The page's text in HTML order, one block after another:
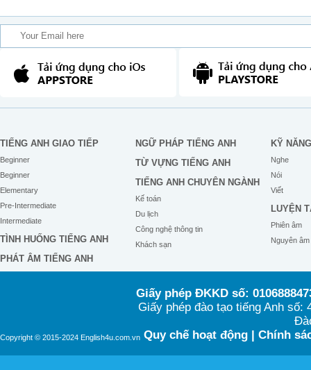
TIẾNG ANH GIAO TIẾP
Beginner
Beginner
Elementary
Pre-Intermediate
Intermediate
TÌNH HUỐNG TIẾNG ANH
PHÁT ÂM TIẾNG ANH
NGỮ PHÁP TIẾNG ANH
TỪ VỰNG TIẾNG ANH
TIẾNG ANH CHUYÊN NGÀNH
Kế toán
Du lịch
Công nghệ thông tin
Khách sạn
KỸ NĂNG
Nghe
Nói
Viết
LUYỆN
Phiên âm
Nguyên âm
Copyright © 2015-2024 English4u.com.vn
Giấy phép ĐKKD số:
Giấy phép đào tạo tiếng Anh
Quy chế hoạt động| Chính